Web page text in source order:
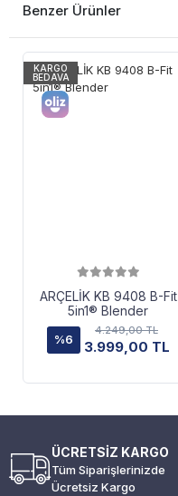
Benzer Ürünler
KARGO
BEDAVA
ARÇELİK KB 9408 B-Fit
5in1® Blender
%6
4.249,00 TL
3.999,00 TL
ÜCRETSİZ KARGO
Tüm Siparişlerinizde
Ücretsiz Kargo